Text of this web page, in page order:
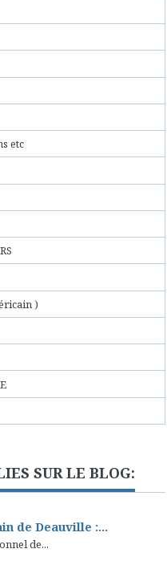
etc
)
SUR LE BLOG:
de Deauville :...
de...